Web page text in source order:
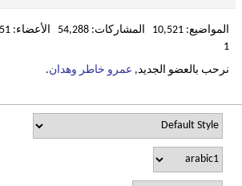
1
نرحب بالعضو الجديد, عمرو خاطر وهدان.